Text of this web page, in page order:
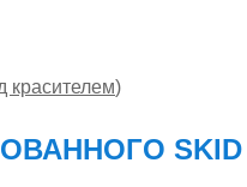
красителем)
SKID